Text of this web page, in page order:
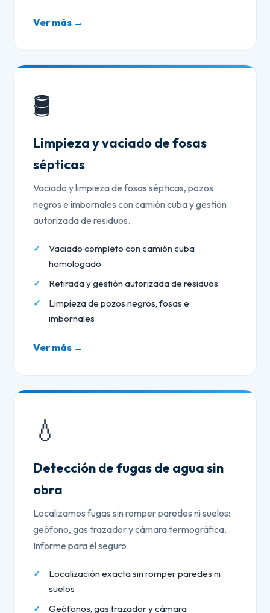
Ver más →
🛢️
Limpieza y vaciado de fosas
sépticas
Vaciado y limpieza de fosas sépticas, pozos
negros e imbornales con camión cuba y gestión
autorizada de residuos.
Vaciado completo con camión cuba
homologado
Retirada y gestión autorizada de residuos
Limpieza de pozos negros, fosas e
imbornales
Ver más →
💧
Detección de fugas de agua sin
obra
Localizamos fugas sin romper paredes ni suelos:
geófono, gas trazador y cámara termográfica.
Informe para el seguro.
Localización exacta sin romper paredes ni
suelos
Geófonos, gas trazador y cámara